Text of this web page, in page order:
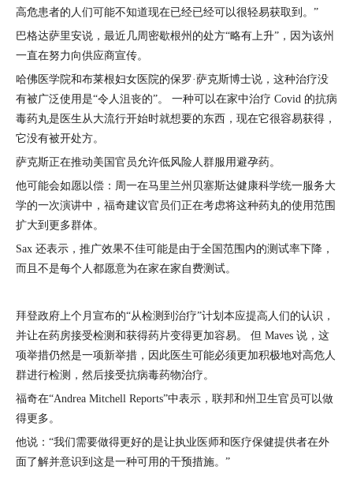
高危患者的人们可能不知道现在已经已经可以很轻易获取到。”
巴格达萨里安说，最近几周密歇根州的处方“略有上升”，因为该州
一直在努力向供应商宣传。
哈佛医学院和布莱根妇女医院的保罗·萨克斯博士说，这种治疗没
有被广泛使用是“令人沮丧的”。 一种可以在家中治疗 Covid 的抗病
毒药丸是医生从大流行开始时就想要的东西，现在它很容易获得，
它没有被开处方。
萨克斯正在推动美国官员允许低风险人群服用避孕药。
他可能会如愿以偿：周一在马里兰州贝塞斯达健康科学统一服务大
学的一次演讲中，福奇建议官员们正在考虑将这种药丸的使用范围
扩大到更多群体。
Sax 还表示，推广效果不佳可能是由于全国范围内的测试率下降，
而且不是每个人都愿意为在家在家自费测试。
拜登政府上个月宣布的“从检测到治疗”计划本应提高人们的认识，
并让在药房接受检测和获得药片变得更加容易。 但 Maves 说，这
项举措仍然是一项新举措，因此医生可能必须更加积极地对高危人
群进行检测，然后接受抗病毒药物治疗。
福奇在“Andrea Mitchell Reports”中表示，联邦和州卫生官员可以做
得更多。
他说：“我们需要做得更好的是让执业医师和医疗保健提供者在外
面了解并意识到这是一种可用的干预措施。”